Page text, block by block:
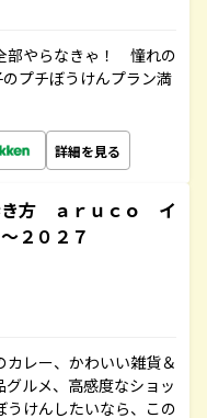
部やらなきゃ！ 憧れの
プチぼうけんプラン満
詳細を見る
方 ａｒｕｃｏ イ
２０２７
レー、かわいい雑貨＆
ルメ、高感度なショッ
けんしたいなら、この